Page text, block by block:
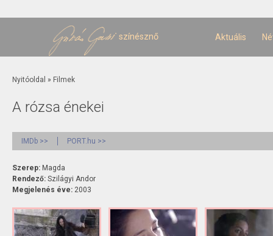
színésznő Aktuális
Jelenlegi hely
Nyitóoldal » Filmek
A rózsa énekei
IMDb >> PORT.hu >>
Szerep: Magda
Rendező: Szilágyi Andor
Megjelenés éve: 2003